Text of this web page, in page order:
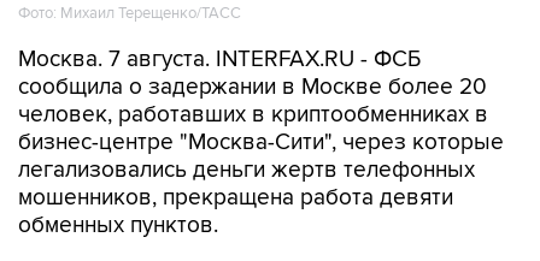
Фото: Михаил Терещенко/ТАСС
Москва. 7 августа. INTERFAX.RU - ФСБ
сообщила о задержании в Москве более 20
человек, работавших в криптообменниках в
бизнес-центре "Москва-Сити", через которые
легализовались деньги жертв телефонных
мошенников, прекращена работа девяти
обменных пунктов.